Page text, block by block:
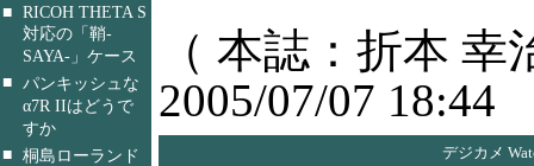
■ RICOH THETA S
対応の「鞘-
SAYA-」ケース
■ パンキッシュな
α7R IIはどうで
すか
■ 桐島ローランド
（ 本誌：折本 幸
2005/07/07 18:44
デジカメ